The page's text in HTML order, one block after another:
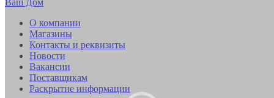
О компании
Магазины
Контакты и реквизиты
Новости
Вакансии
Поставщикам
Раскрытие информации